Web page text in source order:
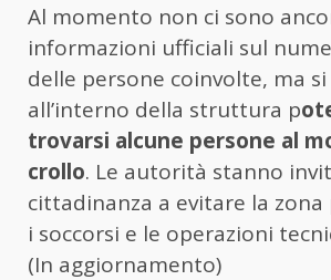
Al momento non ci sono
informazioni ufficiali sul
delle persone coinvolte, ma
all’interno della struttura p
trovarsi alcune persone al
crollo. Le autorità stanno
cittadinanza a evitare la zona
i soccorsi e le operazioni
(In aggiornamento)